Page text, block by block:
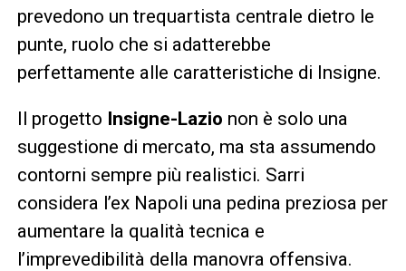
prevedono un trequartista centrale dietro le
punte, ruolo che si adatterebbe
perfettamente alle caratteristiche di Insigne.
Il progetto Insigne-Lazio non è solo una
suggestione di mercato, ma sta assumendo
contorni sempre più realistici. Sarri
considera l’ex Napoli una pedina preziosa per
aumentare la qualità tecnica e
l’imprevedibilità della manovra offensiva.